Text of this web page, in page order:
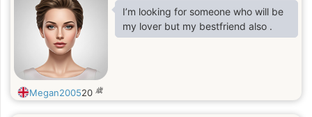
I’m looking for someone who will be
my lover but my bestfriend also .
Megan200520 歳